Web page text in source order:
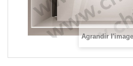
Agrandir l'image